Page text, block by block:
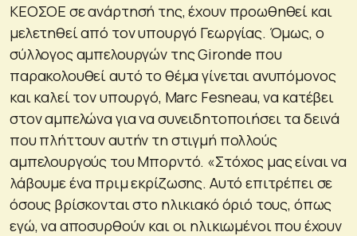
ΚΕΟΣΟΕ σε ανάρτησή της, έχουν προωθηθεί και
μελετηθεί από τον υπουργό Γεωργίας. Όμως, ο
σύλλογος αμπελουργών της Gironde που
παρακολουθεί αυτό το θέμα γίνεται ανυπόμονος
και καλεί τον υπουργό, Marc Fesneau, να κατέβει
στον αμπελώνα για να συνειδητοποιήσει τα δεινά
που πλήττουν αυτήν τη στιγμή πολλούς
αμπελουργούς του Μπορντό. «Στόχος μας είναι να
λάβουμε ένα πριμ εκρίζωσης. Αυτό επιτρέπει σε
όσους βρίσκονται στο ηλικιακό όριό τους, όπως
εγώ, να αποσυρθούν και οι ηλικιωμένοι που έχουν